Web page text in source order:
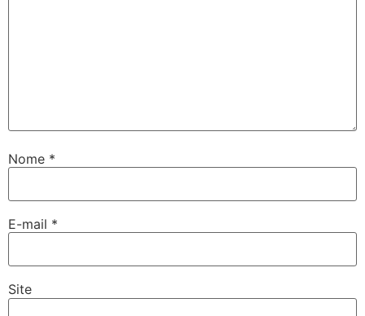
Nome *
E-mail *
Site